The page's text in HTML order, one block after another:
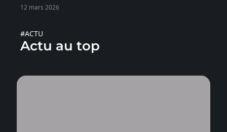
12 mars 2026
#ACTU
Actu au top